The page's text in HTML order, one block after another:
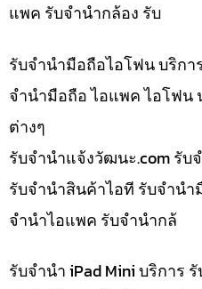
แพค รับจำนำกล้อง รับ
รับจำนำมือถือไอโฟน บริก
จำนำมือถือ ไอแพค ไอโฟน
ต่างๆ
รับจํานําแจ้งวัฒนะ.com รับ
รับจำนำสินค้าไอที รับจำน
จำนำไอแพค รับจำนำกล้
รับจำนำ iPad Mini บริการ